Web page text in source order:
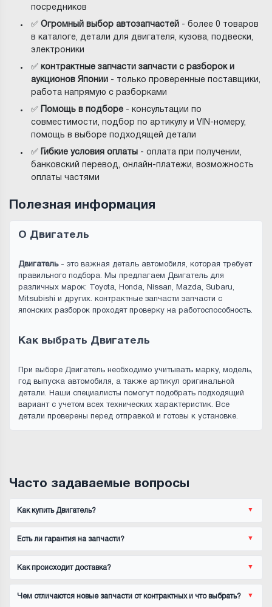
посредников
✅Огромный выбор автозапчастей - более 0 товаров
в каталоге, детали для двигателя, кузова, подвески,
электроники
✅ контрактные запчасти запчасти с разборок и
аукционов Японии - только проверенные поставщики,
работа напрямую с разборками
✅ Помощь в подборе - консультации по
совместимости, подбор по артикулу и VIN-номеру,
помощь в выборе подходящей детали
✅ Гибкие условия оплаты - оплата при получении,
банковский перевод, онлайн-платежи, возможность
оплаты частями
Полезная информация
О Двигатель
Двигатель- это важная деталь автомобиля, которая требует
правильного подбора. Мы предлагаем Двигатель для
различных марок: Toyota, Honda, Nissan, Mazda, Subaru,
Mitsubishi и других. контрактные запчасти запчасти с
японских разборок проходят проверку на работоспособность.
Как выбрать Двигатель
При выборе Двигатель необходимо учитывать марку, модель,
год выпуска автомобиля, а также артикул оригинальной
детали. Наши специалисты помогут подобрать подходящий
вариант с учетом всех технических характеристик. Все
детали проверены перед отправкой и готовы к установке.
Часто задаваемые вопросы
Как купить Двигатель?
Есть ли гарантия на запчасти?
Как происходит доставка?
Чем отличаются новые запчасти от контрактных и что выбрать?